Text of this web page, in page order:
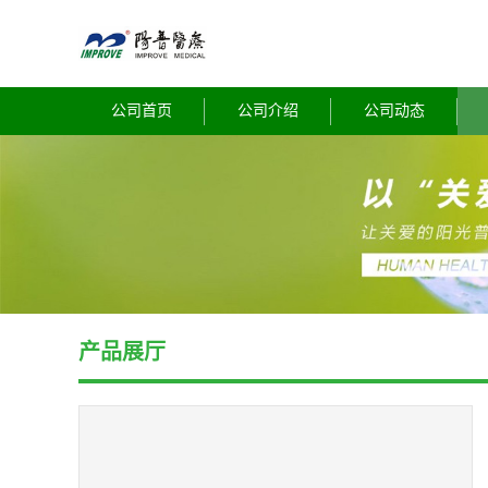
公司首页 公司介绍 公司动态
产品展厅